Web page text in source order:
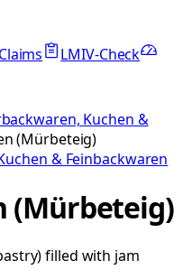
LMIV-Check
Kuchen &
(Mürbeteig)
& Feinbackwaren
(Mürbeteig)
filled with jam